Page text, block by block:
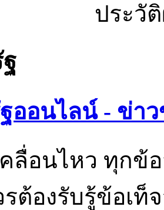
ประวั
ออนไลน์ - ข่า
ลื่อนไหว ทุกข้
ต้องรับรู้ข้อเท็